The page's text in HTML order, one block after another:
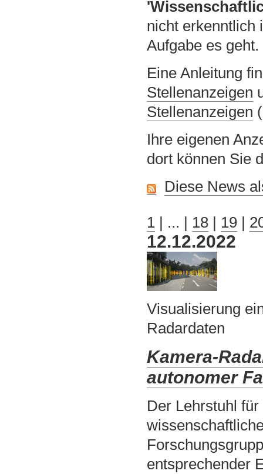
nicht erkenntlich
Aufgabe es geht.
Eine Anleitung
Stellenanzeigen
Stellenanzeigen
Ihre eigenen
dort können Sie
Diese News
1 | ... | 18 | 19 |
12.12.2022
Visualisierung
Radardaten
Kamera-
autonomer
Der Lehrstuhl
entsprechender